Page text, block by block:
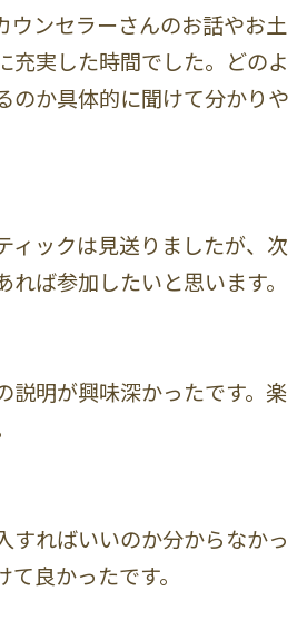
ウンセラーさんのお話やお土
充実した時間でした。どのよ
のか具体的に聞けて分かりや
ィックは見送りましたが、次
ば参加したいと思います。
説明が興味深かったです。楽
すればいいのか分からなかっ
良かったです。